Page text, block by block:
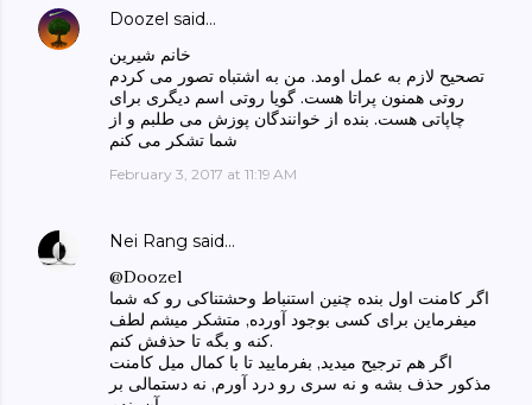
Doozel said…
خانم شیرین
تصحیح لازم به عمل اومد. من به اشتباه تصور می کردم
روتی همنون پراتا هست. گویا روتی اسم دیگری برای
چاپاتی هست. بنده از خوانندگان پوزش می طلبم و از
شما تشکر می کنم
February 3, 2017 at 11:19 AM
Nei Rang said…
@Doozel
اگر کامنت اول بنده چنین استنباط وحشتناکی رو که شما
میفرماین برای کسی بوجود آورده, متشکر میشم لطف
کنه و بگه تا حذفش کنم.
اگر هم ترجیح میدید, بفرمایید تا با کمال میل کامنت
مذکور حذف بشه و نه سری رو درد آورم, نه دستمالی بر